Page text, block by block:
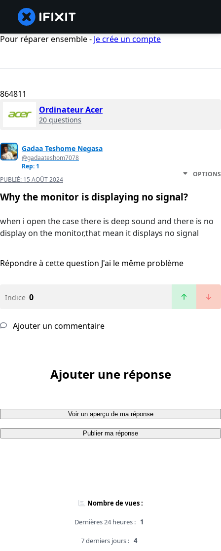
Pour réparer ensemble - Je crée un compte
864811
Ordinateur Acer
20 questions
Gadaa Teshome Negasa
@gadaateshom7078
Rep: 1
PUBLIÉ: 15 AOÛT 2024
OPTIONS
Why the monitor is displaying no signal?
when i open the case there is deep sound and there is no
display on the monitor,that mean it displays no signal
Répondre à cette question J'ai le même problème
Indice 0
Ajouter un commentaire
Ajouter une réponse
Voir un aperçu de ma réponse
Publier ma réponse
Nombre de vues :
Dernières 24 heures : 1
7 derniers jours : 4